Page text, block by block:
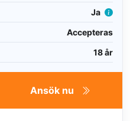
Ja
Accepteras
18 år
Ansök nu